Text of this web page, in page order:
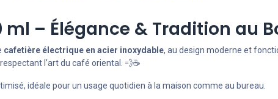
– Élégance & Tradition au
cafetière électrique en acier inoxydable, au design moderne et
l’art du café oriental. 💨☕
idéale pour un usage quotidien à la maison comme au bureau.